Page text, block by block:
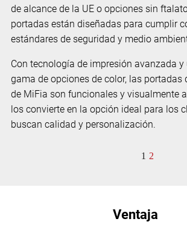
de alcance de la UE o opciones sin
portadas están diseñadas para cumplir
estándares de seguridad y medio
Con tecnología de impresión avanzada
gama de opciones de color, las portadas
de MiFia son funcionales y visualmente
los convierte en la opción ideal para los
buscan calidad y personalización.
1 2
Ventaja